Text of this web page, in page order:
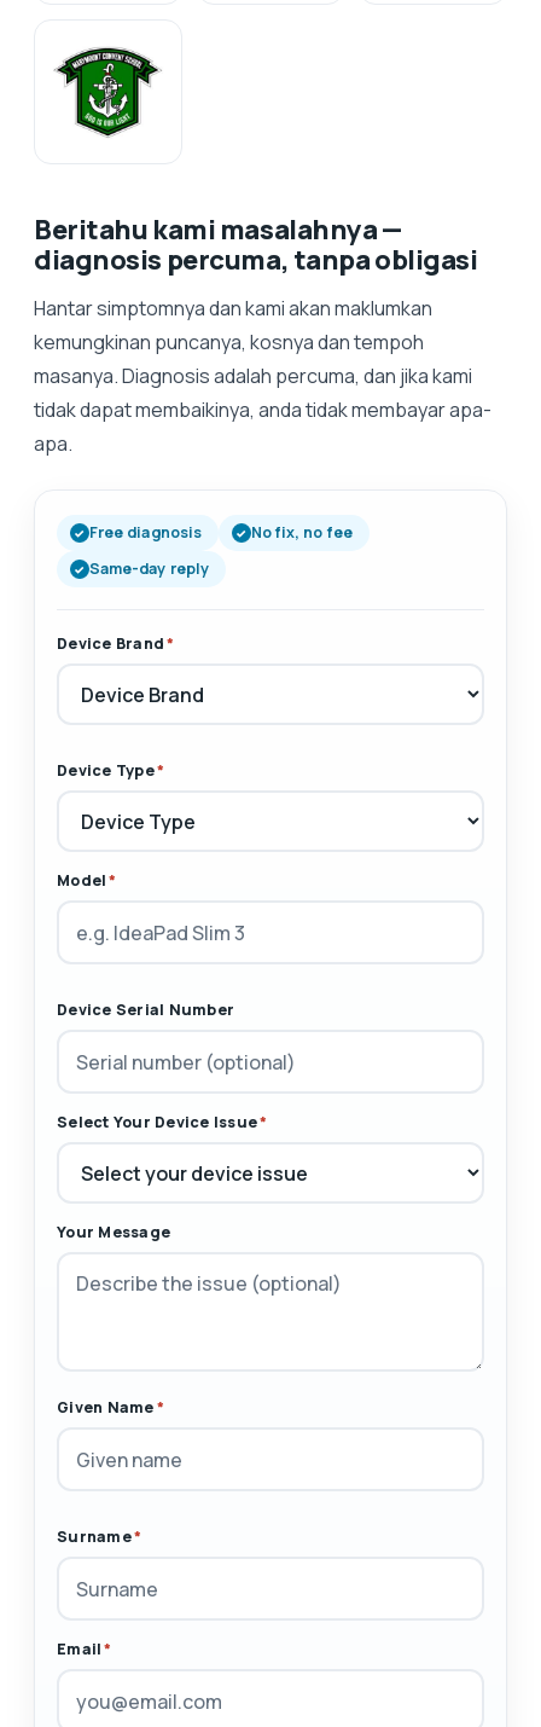
Beritahu kami masalahnya —
diagnosis percuma, tanpa obligasi
Hantar simptomnya dan kami akan maklumkan
kemungkinan puncanya, kosnya dan tempoh
masanya. Diagnosis adalah percuma, dan jika kami
tidak dapat membaikinya, anda tidak membayar apa-
apa.
Free diagnosis
No fix, no fee
Same-day reply
Device Brand*
Device Type*
Model*
Device Serial Number
Select Your Device Issue*
Your Message
Given Name*
Surname*
Email*